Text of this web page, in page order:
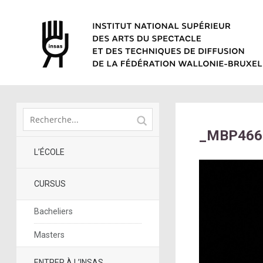
L’ÉCOLE
CURSUS
Bacheliers
Masters